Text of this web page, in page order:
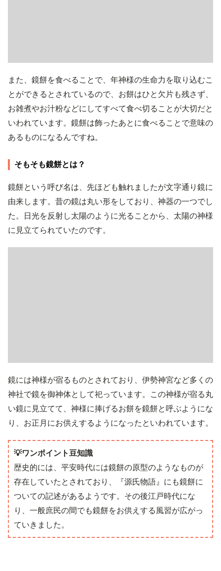
また、鏡餅を食べることで、年神様の生命力を取り込むこ
とができるとされているので、お餅はひと欠片も残さず、
お雑煮やお汁粉などにしてすべて食べ切ることが大切だと
いわれています。鏡餅は飾ったあとに食べることで意味の
あるものになるんですね。
そもそも鏡餅とは？
鏡餅という呼び名は、先ほども触れましたが文字通り鏡に
由来します。昔の鏡は丸い形をしており、神器の一つでし
た。日光を反射し太陽のように光ることから、太陽の神様
に見立てられていたのです。
鏡には神様が宿るものとされており、伊勢神宮など多くの
神社で鏡を御神体として祀っています。この神様が宿る丸
い鏡に見立てて、神様に捧げるお餅を鏡餅と呼ぶようにな
り、お正月にお供えするようになったといわれています。
💡ワンポイント豆知識
歴史的には、平安時代には鏡餅の原型のようなものが
存在していたとされており、『源氏物語』にも鏡餅に
ついての記述があるようです。その後江戸時代にな
り、一般庶民の間でも鏡餅をお供えする風習が広がっ
ていきました。